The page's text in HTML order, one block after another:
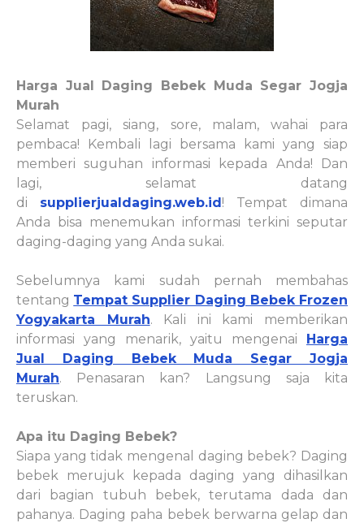
Harga Jual Daging Bebek Muda Segar Jogja
Murah
Selamat pagi, siang, sore, malam, wahai para
pembaca! Kembali lagi bersama kami yang siap
memberi suguhan informasi kepada Anda! Dan
lagi, selamat datang
di supplierjualdaging.web.id! Tempat dimana
Anda bisa menemukan informasi terkini seputar
daging-daging yang Anda sukai.
Sebelumnya kami sudah pernah membahas
tentang Tempat Supplier Daging Bebek Frozen
Yogyakarta Murah. Kali ini kami memberikan
informasi yang menarik, yaitu mengenai Harga
Jual Daging Bebek Muda Segar Jogja
Murah. Penasaran kan? Langsung saja kita
teruskan.
Apa itu Daging Bebek?
Siapa yang tidak mengenal daging bebek? Daging
bebek merujuk kepada daging yang dihasilkan
dari bagian tubuh bebek, terutama dada dan
pahanya. Daging paha bebek berwarna gelap dan